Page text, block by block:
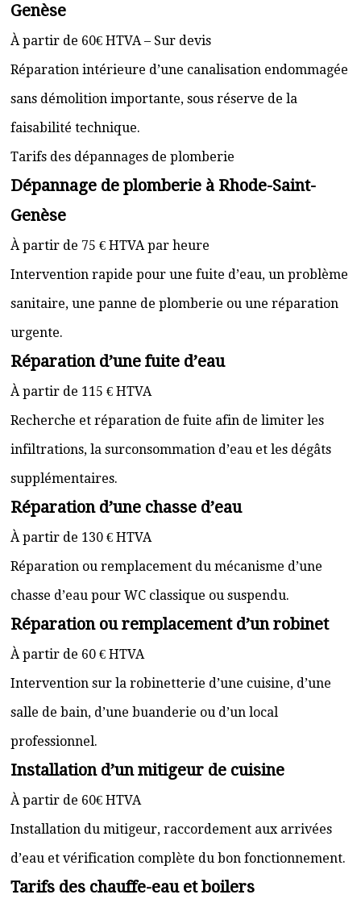
Genèse
À partir de 60€ HTVA – Sur devis
Réparation intérieure d’une canalisation endommagée
sans démolition importante, sous réserve de la
faisabilité technique.
Tarifs des dépannages de plomberie
Dépannage de plomberie à Rhode-Saint-
Genèse
À partir de 75 € HTVA par heure
Intervention rapide pour une fuite d’eau, un problème
sanitaire, une panne de plomberie ou une réparation
urgente.
Réparation d’une fuite d’eau
À partir de 115 € HTVA
Recherche et réparation de fuite afin de limiter les
infiltrations, la surconsommation d’eau et les dégâts
supplémentaires.
Réparation d’une chasse d’eau
À partir de 130 € HTVA
Réparation ou remplacement du mécanisme d’une
chasse d’eau pour WC classique ou suspendu.
Réparation ou remplacement d’un robinet
À partir de 60 € HTVA
Intervention sur la robinetterie d’une cuisine, d’une
salle de bain, d’une buanderie ou d’un local
professionnel.
Installation d’un mitigeur de cuisine
À partir de 60€ HTVA
Installation du mitigeur, raccordement aux arrivées
d’eau et vérification complète du bon fonctionnement.
Tarifs des chauffe-eau et boilers